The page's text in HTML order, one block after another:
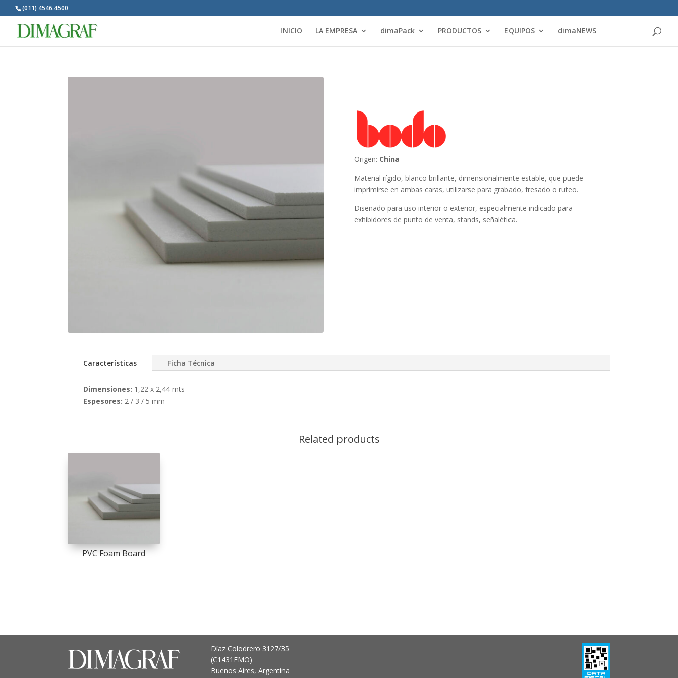
(011) 4546.4500
INICIO LA EMPRESA dimaPack PRODUCTOS EQUIPOS dimaNEWS
Products
Origen: China
Material rígido, blanco brillante, dimensionalmente estable, que puede
imprimirse en ambas caras, utilizarse para grabado, fresado o ruteo.
Diseñado para uso interior o exterior, especialmente indicado para
exhibidores de punto de venta, stands, señalética.
Características Ficha Técnica
Dimensiones: 1,22 x 2,44 mts
Espesores: 2 / 3 / 5 mm
Related products
PVC Foam Board
Díaz Colodrero 3127/35
(C1431FMO)
Buenos Aires, Argentina